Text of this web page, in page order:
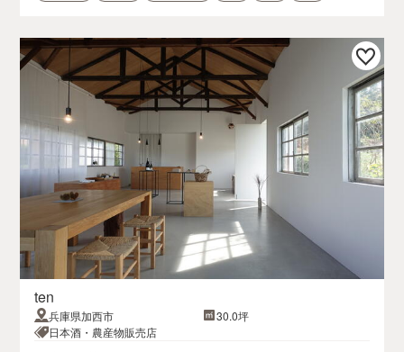
ten
兵庫県加西市
30.0坪
日本酒・農産物販売店